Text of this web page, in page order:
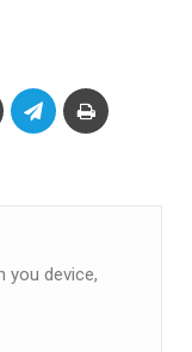
you device,